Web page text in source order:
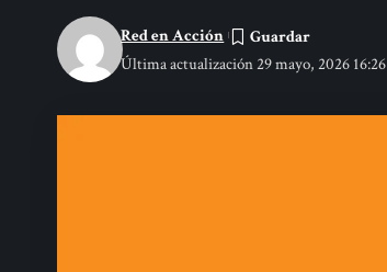
Última actualización 29 mayo, 2026 16:26
Red en Acción